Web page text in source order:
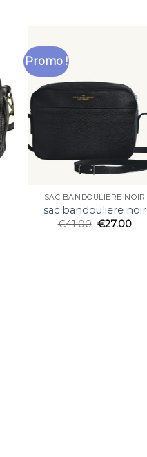
Promo !
SAC BANDOULIERE NOIR
sac bandouliere noir
€41.00 €27.00